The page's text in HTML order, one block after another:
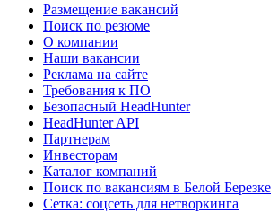
Размещение вакансий
Поиск по резюме
О компании
Наши вакансии
Реклама на сайте
Требования к ПО
Безопасный HeadHunter
HeadHunter API
Партнерам
Инвесторам
Каталог компаний
Поиск по вакансиям в Белой Березке
Сетка: соцсеть для нетворкинга